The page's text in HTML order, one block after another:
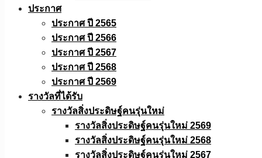
ประกาศ
ประกาศ ปี 2565
ประกาศ ปี 2566
ประกาศ ปี 2567
ประกาศ ปี 2568
ประกาศ ปี 2569
รางวัลที่ได้รับ
รางวัลสิ่งประดิษฐ์คนรุ่นใหม่
รางวัลสิ่งประดิษฐ์คนรุ่นใหม่ 2569
รางวัลสิ่งประดิษฐ์คนรุ่นใหม่ 2568
รางวัลสิ่งประดิษฐ์คนรุ่นใหม่ 2567